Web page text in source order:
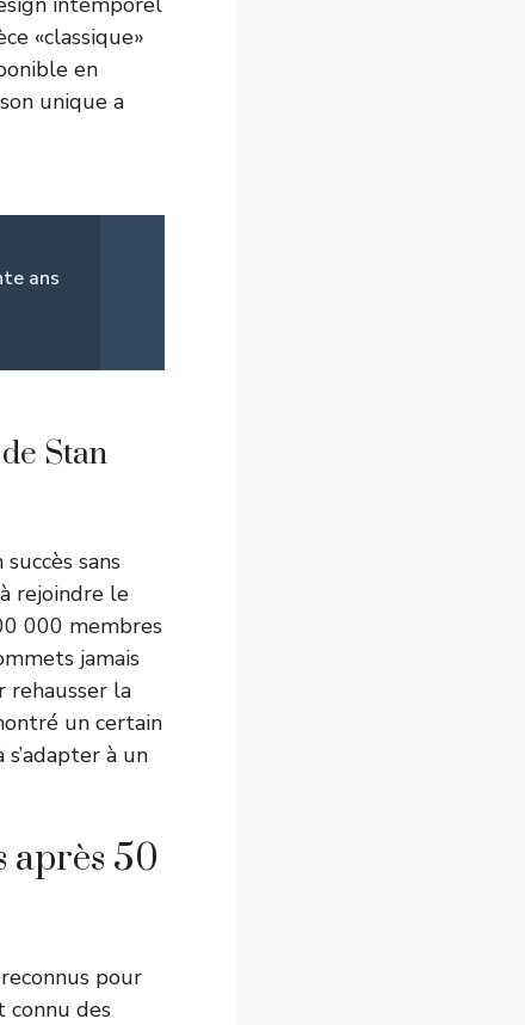
«classique»
en
unique a
ans
Stan
sans
rejoindre le
000 membres
jamais
rehausser la
un certain
à un
après 50
pour
connu des